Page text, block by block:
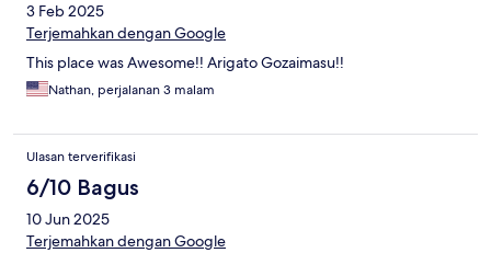
3 Feb 2025
Terjemahkan dengan Google
This place was Awesome!! Arigato Gozaimasu!!
Nathan, perjalanan 3 malam
Ulasan terverifikasi
6/10 Bagus
10 Jun 2025
Terjemahkan dengan Google